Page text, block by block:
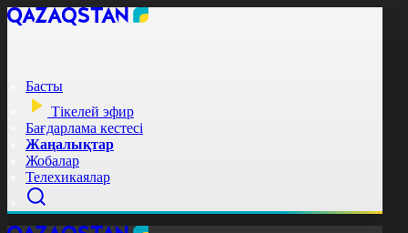
Басты
Тікелей эфир
Бағдарлама кестесі
Жаңалықтар
Жобалар
Телехикаялар